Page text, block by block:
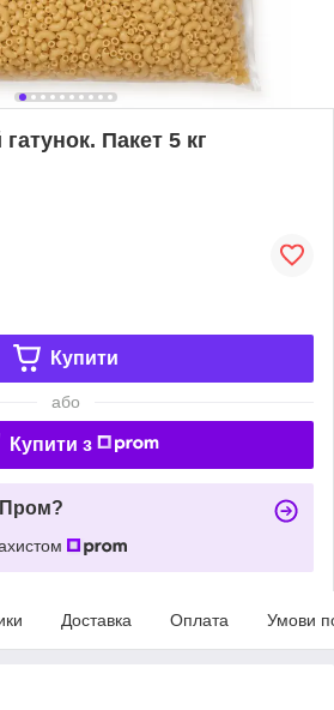
Пакет 5 кг
Купити
або
Купити з
Пром?
Доставка Оплата Умови